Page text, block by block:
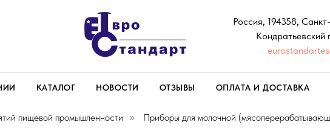
Россия, 194358,
Кондратьевский
КАТАЛОГ НОВОСТИ ОТЗЫВЫ ОПЛАТА И ДОСТАВКА
пищевой промышленности » Приборы для молочной